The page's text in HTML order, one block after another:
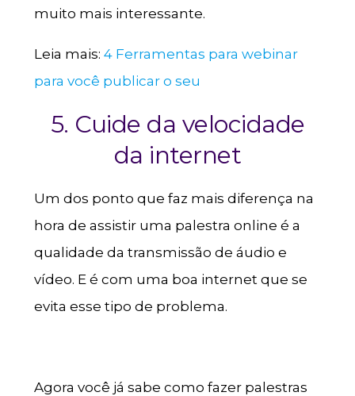
muito mais interessante.
Leia mais: 4 Ferramentas para webinar
para você publicar o seu
5. Cuide da velocidade
da internet
Um dos ponto que faz mais diferença na
hora de assistir uma palestra online é a
qualidade da transmissão de áudio e
vídeo. E é com uma boa internet que se
evita esse tipo de problema.
Agora você já sabe como fazer palestras